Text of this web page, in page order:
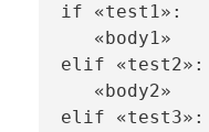
if «test1»:
«body1»
elif «test2»:
«body2»
elif «test3»: